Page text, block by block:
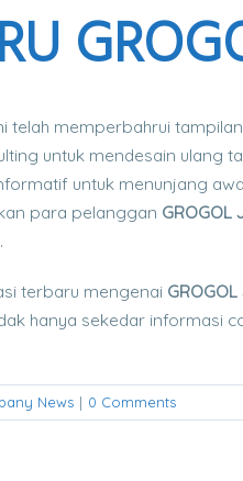
telah memperbahrui
untuk mendesain ulang
untuk menunjang
para pelanggan GROGOL
terbaru mengenai GROGOL
hanya sekedar informasi
News | 0 Comments